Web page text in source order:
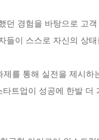
던 경험을 바탕으로 고
들이 스스로 자신의 상
를 통해 실전을 제시
트업이 성공에 한발